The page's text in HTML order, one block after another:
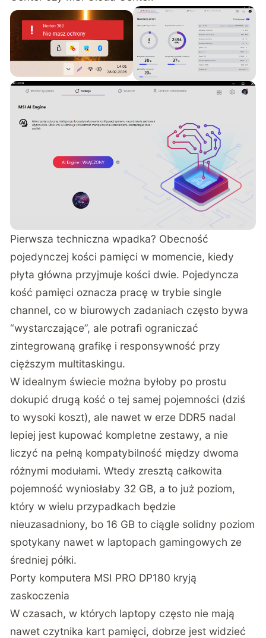
Pierwsza techniczna wpadka? Obecność
pojedynczej kości pamięci w momencie, kiedy
płyta główna przyjmuje kości dwie. Pojedyncza
kość pamięci oznacza pracę w trybie single
channel, co w biurowych zadaniach często bywa
“wystarczające”, ale potrafi ograniczać
zintegrowaną grafikę i responsywność przy
cięższym multitaskingu.
W idealnym świecie można byłoby po prostu
dokupić drugą kość o tej samej pojemności (dziś
to wysoki koszt), ale nawet w erze DDR5 nadal
lepiej jest kupować kompletne zestawy, a nie
liczyć na pełną kompatybilność między dwoma
różnymi modułami. Wtedy zresztą całkowita
pojemność wyniosłaby 32 GB, a to już poziom,
który w wielu przypadkach będzie
nieuzasadniony, bo 16 GB to ciągle solidny poziom
spotykany nawet w laptopach gamingowych ze
średniej półki.
Porty komputera MSI PRO DP180 kryją
zaskoczenia
W czasach, w których laptopy często nie mają
nawet czytnika kart pamięci, dobrze jest widzieć